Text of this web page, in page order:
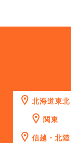
北海道東北
関東
信越・北陸